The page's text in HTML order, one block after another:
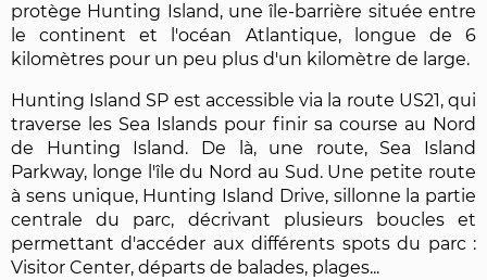
protège Hunting Island, une île-barrière située entre
le continent et l'océan Atlantique, longue de 6
kilomètres pour un peu plus d'un kilomètre de large.
Hunting Island SP est accessible via la route US21, qui
traverse les Sea Islands pour finir sa course au Nord
de Hunting Island. De là, une route, Sea Island
Parkway, longe l'île du Nord au Sud. Une petite route
à sens unique, Hunting Island Drive, sillonne la partie
centrale du parc, décrivant plusieurs boucles et
permettant d'accéder aux différents spots du parc :
Visitor Center, départs de balades, plages...